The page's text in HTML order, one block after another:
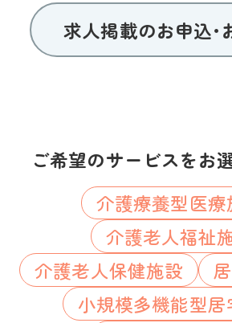
求人掲載のお申込･
ご希望のサービスをお
介護療養型医療
介護老人福祉
介護老人保健施設
小規模多機能型居